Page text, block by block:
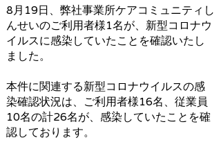
8月19日、弊社事業所ケアコミュニティし
んせいのご利用者様1名が、新型コロナウ
イルスに感染していたことを確認いたし
ました。
本件に関連する新型コロナウイルスの感
染確認状況は、ご利用者様16名、従業員
10名の計26名が、感染していたことを確
認しております。